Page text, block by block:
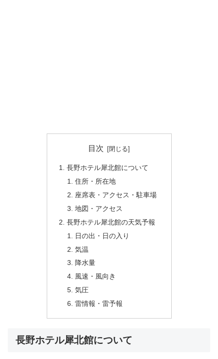
目次
長野ホテル犀北館について
住所・所在地
座席表・アクセス・駐車場
地図・アクセス
長野ホテル犀北館の天気予報
日の出・日の入り
気温
降水量
風速・風向き
気圧
雷情報・雷予報
長野ホテル犀北館について